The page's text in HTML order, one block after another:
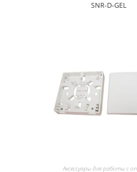
SNR-D-GEL
Аксессуары для работы с